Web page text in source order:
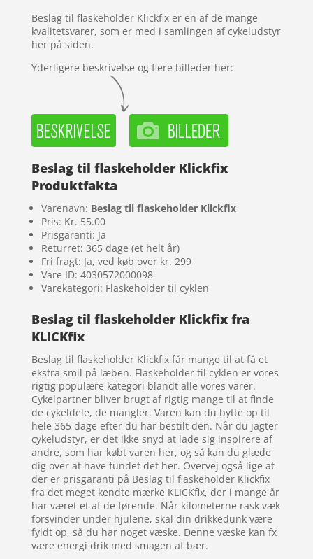
Beslag til flaskeholder Klickfix er en af de mange
kvalitetsvarer, som er med i samlingen af cykeludstyr
her på siden.
Yderligere beskrivelse og flere billeder her:
Beslag til flaskeholder Klickfix
Produktfakta
Varenavn: Beslag til flaskeholder Klickfix
Pris: Kr. 55.00
Prisgaranti: Ja
Returret: 365 dage (et helt år)
Fri fragt: Ja, ved køb over kr. 299
Vare ID: 4030572000098
Varekategori: Flaskeholder til cyklen
Beslag til flaskeholder Klickfix fra
KLICKfix
Beslag til flaskeholder Klickfix får mange til at få et
ekstra smil på læben. Flaskeholder til cyklen er vores
rigtig populære kategori blandt alle vores varer.
Cykelpartner bliver brugt af rigtig mange til at finde
de cykeldele, de mangler. Varen kan du bytte op til
hele 365 dage efter du har bestilt den. Når du jagter
cykeludstyr, er det ikke snyd at lade sig inspirere af
andre, som har købt varen her, og så kan du glæde
dig over at have fundet det her. Overvej også lige at
der er prisgaranti på Beslag til flaskeholder Klickfix
fra det meget kendte mærke KLICKfix, der i mange år
har været et af de førende. Når kilometerne rask væk
forsvinder under hjulene, skal din drikkedunk være
fyldt op, så du har noget væske. Denne væske kan fx
være energi drik med smagen af bær.